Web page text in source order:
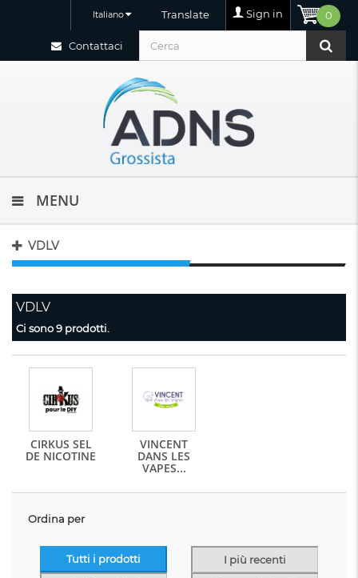
0
Sign in
Translate
Italiano
Contattaci
MENU
VDLV
VDLV
Ci sono 9 prodotti.
CIRKUS SEL
DE NICOTINE
VINCENT
DANS LES
VAPES...
Ordina per
Tutti i prodotti I più recenti